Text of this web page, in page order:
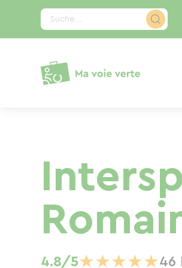
Suche...
4.8/5★★★★★46
Cookie-Einstellungen